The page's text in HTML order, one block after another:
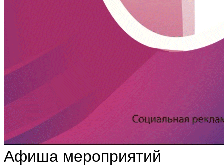
Афиша мероприятий